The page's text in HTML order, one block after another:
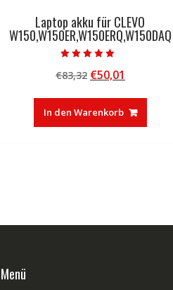
Laptop akku für CLEVO
W150,W150ER,W150ERQ,W150DAQ
5.00
von 5
€83,32 Ursprünglicher
war:
€83,32
€50,01
ist:
€50,01.
In den Warenkorb
Menü